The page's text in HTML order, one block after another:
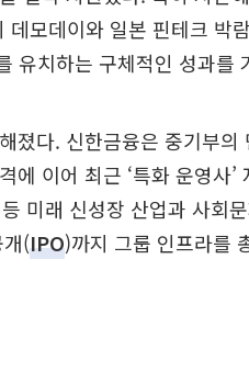
데모데이와 일본 핀테크 박
유치하는 구체적인 성과를
졌다. 신한금융은 중기부
에 이어 최근 ‘특화 운영사
미래 신성장 산업과 사회
(IPO)까지 그룹 인프라를